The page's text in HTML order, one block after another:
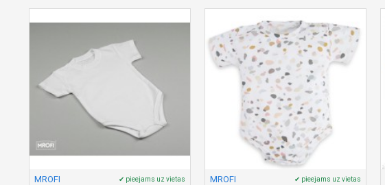
MROFI ✔ pieejams uz vietas MROFI ✔ pieejams uz vietas